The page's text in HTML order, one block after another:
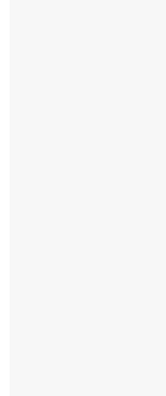
що служіння
«Військові
передовій,
любов. Через
наближаємо
Навчання і
Окрему увагу
питанням
співпраці з
Йшлося також